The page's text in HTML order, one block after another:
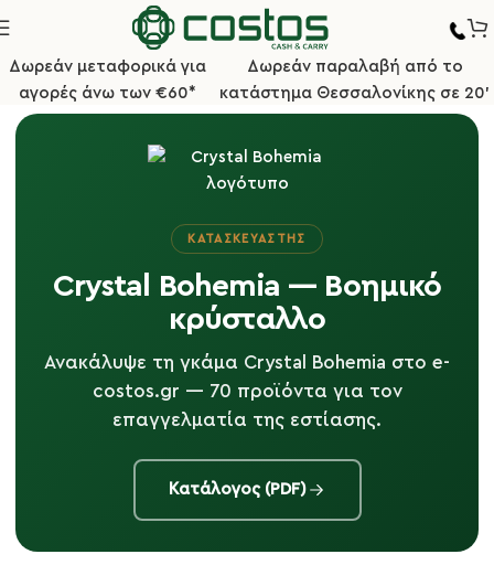
Δωρεάν μεταφορικά για
αγορές άνω των €60*
Δωρεάν παραλαβή από το
κατάστημα Θεσσαλονίκης σε 20'
ΚΑΤΑΣΚΕΥΑΣΤΉΣ
Crystal Bohemia — Βοημικό
κρύσταλλο
Ανακάλυψε τη γκάμα Crystal Bohemia στο e-
costos.gr — 70 προϊόντα για τον
επαγγελματία της εστίασης.
Κατάλογος (PDF)